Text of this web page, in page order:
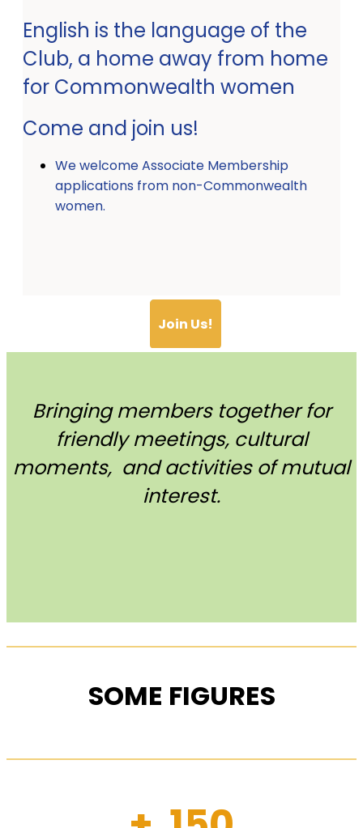
English is the language of the
Club, a home away from home
for Commonwealth women
Come and join us!
We welcome Associate Membership
applications from non-Commonwealth
women.
Join Us!
Bringing members together for
friendly meetings, cultural
moments, and activities of mutual
interest.
SOME FIGURES